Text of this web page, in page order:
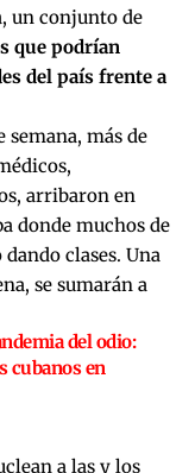
un conjunto de
que podrían
del país frente a
más de
arribaron en
donde muchos de
clases. Una
se sumarán a
del odio:
cubanos en
a las y los